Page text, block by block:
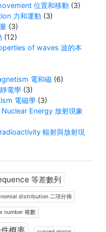
位置和移動 (3)
力和運動 (3)
(3)
(12)
of waves 波的本
電和磁 (6)
電學 (3)
電磁學 (3)
Energy 放射現象
輻射與放射現
等差數列
distribution 二項分佈
number 複數
概率